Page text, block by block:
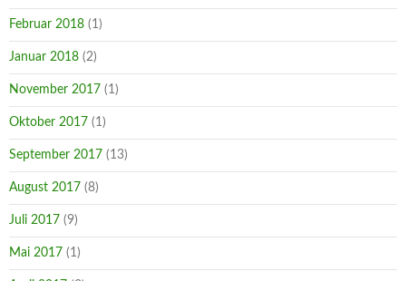
Februar 2018 (1)
Januar 2018 (2)
November 2017 (1)
Oktober 2017 (1)
September 2017 (13)
August 2017 (8)
Juli 2017 (9)
Mai 2017 (1)